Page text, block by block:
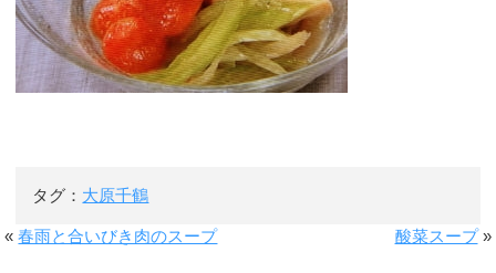
タグ： 大原千鶴
«春雨と合いびき肉のスープ 酸菜スープ»